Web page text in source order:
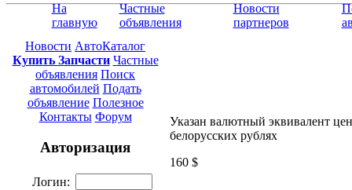
На
главную
Частные
объявления
Новости
партнеров
Новости АвтоКаталог
Купить Запчасти Частные
объявления Поиск
автомобилей Подать
объявление Полезное
Контакты Форум
Авторизация
Логин:
Указан валютный эквивалент
белорусских рублях
160 $